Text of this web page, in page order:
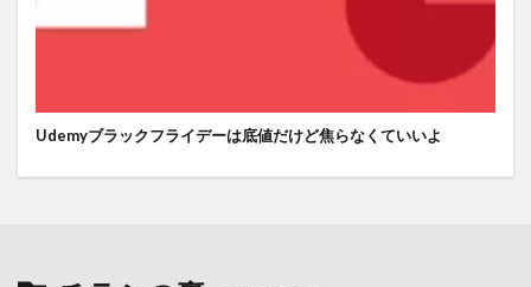
Udemyブラックフライデーは底値だけど焦らなくていいよ